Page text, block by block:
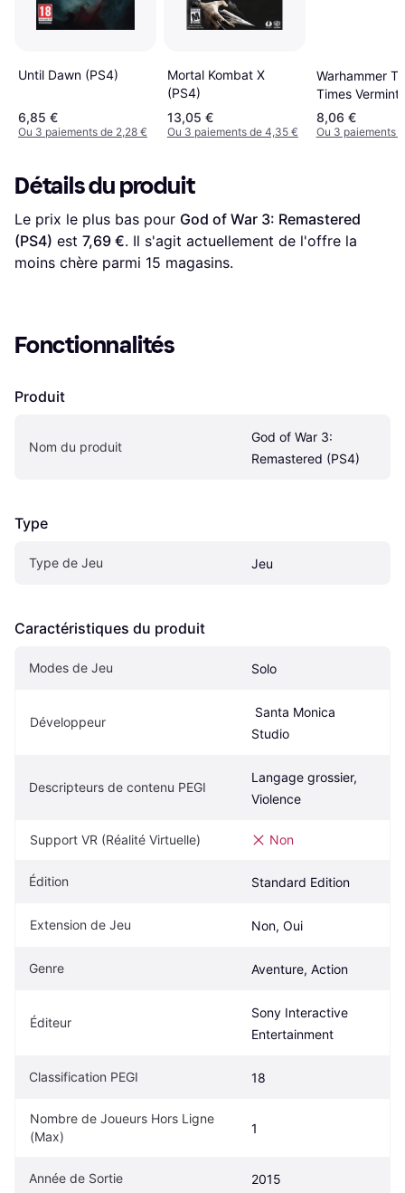
Until Dawn (PS4)
6,85 €
Ou 3 paiements de 2,28 €
Mortal Kombat X
(PS4)
13,05 €
Ou 3 paiements de 4,35 €
Warhammer
Times
8,06 €
Ou 3 paiements
Détails du produit
Le prix le plus bas pour God of War 3: Remastered
(PS4) est 7,69 €. Il s'agit actuellement de l'offre la
moins chère parmi 15 magasins.
Fonctionnalités
Produit
Nom du produit
God of War 3:
Remastered (PS4)
Type
Type de Jeu Jeu
Caractéristiques du produit
Modes de Jeu Solo
Développeur
Studio
Descripteurs de contenu PEGI
Langage grossier,
Violence
Support VR (Réalité Virtuelle) Non
Édition Standard Edition
Extension de Jeu Non, Oui
Genre Aventure, Action
Éditeur
Sony Interactive
Entertainment
Classification PEGI 18
Nombre de Joueurs Hors Ligne
(Max)
1
Année de Sortie 2015